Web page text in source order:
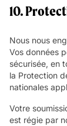
10.
Nous nous
Vos données
sécurisée, en
la Protection
nationales
Votre
est régie par